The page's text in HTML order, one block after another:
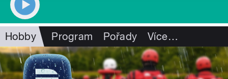
Hobby Program Pořady Více…